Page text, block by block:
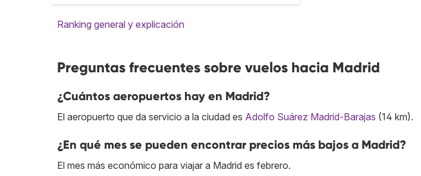
Ranking general y explicación
Preguntas frecuentes sobre vuelos hacia Madrid
¿Cuántos aeropuertos hay en Madrid?
El aeropuerto que da servicio a la ciudad es Adolfo Suárez Madrid-Barajas (14 km).
¿En qué mes se pueden encontrar precios más bajos a Madrid?
El mes más económico para viajar a Madrid es febrero.